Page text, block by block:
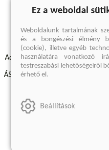
A keresett
Adatvédelmi szabályzatok
ÁSZF - Vásárlási feltételek
Ez a weboldal
Weboldalunk tartalmának
és a böngészési élmény
(cookie), illetve egyéb
használatára vonatkozó
testreszabási lehetőségeiről
érhető el.
Beállítások